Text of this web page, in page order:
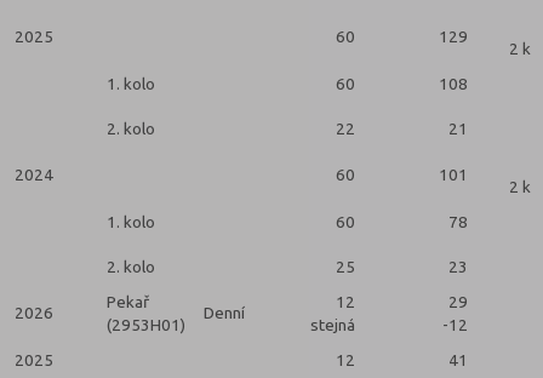
2025 60 129
2
1. kolo
60 108
2. kolo 22 21
2024 60 101
2
1. kolo
60 78
2. kolo 25 23
2026
Pekař
(2953H01)
Denní
12
stejná
29
-12
2025
12 41